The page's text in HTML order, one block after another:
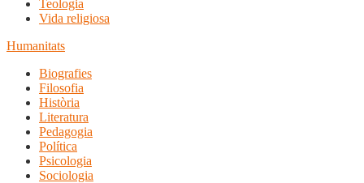
Teologia
Vida religiosa
Humanitats
Biografies
Filosofia
Història
Literatura
Pedagogia
Política
Psicologia
Sociologia